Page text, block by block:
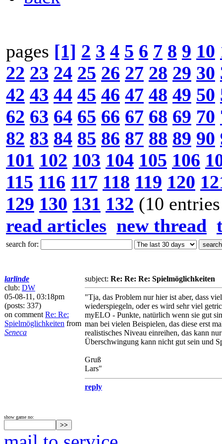
pages [1] 2 3 4 5 6 7 8 9 10
22 23 24 25 26 27 28 29 30
42 43 44 45 46 47 48 49 50
62 63 64 65 66 67 68 69 70
82 83 84 85 86 87 88 89 90
101 102 103 104 105 106
115 116 117 118 119 120
129 130 131 132 (10
read articles new thread
search for:
larlinde
club: DW
05-08-11, 03:18pm
(posts: 337)
on comment Re: Re:
Spielmöglichkeiten from
Seneca
subject: Re: Re: Re: Spielmöglichkeiten
"Tja, das Problem nur hier ist aber, dass
wiederspiegeln, oder es wird sehr viel
myELO - Punkte, natürlich wenn sie gut
man bei vielen Beispielen, das diese erst
realistisches Niveau einreihen, das kann
Überschwingung kann nicht gut sein und
Gruß
Lars"
reply
show game no: